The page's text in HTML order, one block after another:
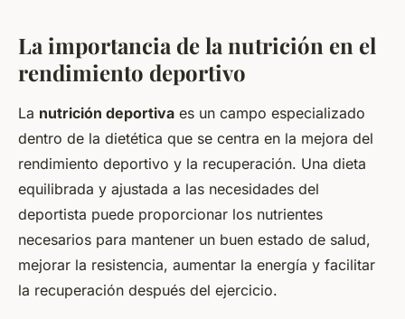
La importancia de la nutrición en el
rendimiento deportivo
La nutrición deportiva es un campo especializado
dentro de la dietética que se centra en la mejora del
rendimiento deportivo y la recuperación. Una dieta
equilibrada y ajustada a las necesidades del
deportista puede proporcionar los nutrientes
necesarios para mantener un buen estado de salud,
mejorar la resistencia, aumentar la energía y facilitar
la recuperación después del ejercicio.